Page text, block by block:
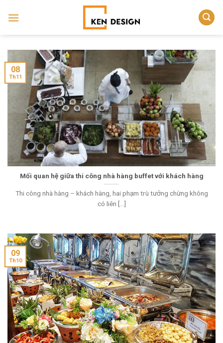
Mối quan hệ giữa thi công nhà hàng buffet với khách hàng
Thi công nhà hàng – khách hàng, hai phạm trù tưởng chừng không
có liên [...]
08
Th11
09
Th10